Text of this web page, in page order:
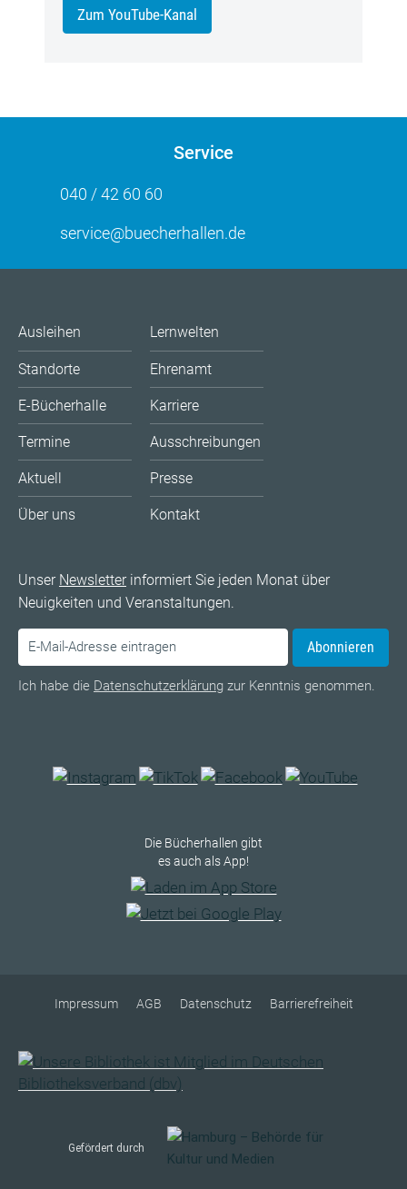
Zum YouTube-Kanal
Service
040 / 42 60 60
service@buecherhallen.de
Ausleihen
Standorte
E-Bücherhalle
Termine
Aktuell
Über uns
Lernwelten
Ehrenamt
Karriere
Ausschreibungen
Presse
Kontakt
Unser Newsletterinformiert Sie jeden Monat über
Neuigkeiten und Veranstaltungen.
Abonnieren
Ich habe die Datenschutzerklärung zur Kenntnis genommen.
Die Bücherhallen gibt
es auch als App!
Impressum AGB Datenschutz Barrierefreiheit
Gefördert durch